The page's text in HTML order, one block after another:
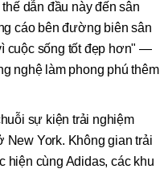
dẫn đầu này đến sân
cáo bên đường biên sân
cuộc sống tốt đẹp hơn" —
nghệ làm phong phú thêm
sự kiện trải nghiệm
New York. Không gian trải
hiện cùng Adidas, các khu